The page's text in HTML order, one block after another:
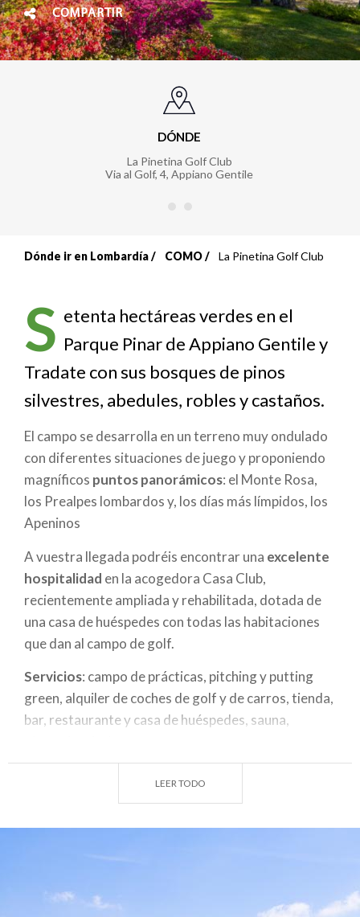
COMPARTIR
DÓNDE
La Pinetina Golf Club
Via al Golf, 4, Appiano Gentile
enlaces
de
ayuda
a
la
navegación
Dónde ir en Lombardía COMO La Pinetina Golf Club
S etenta hectáreas verdes en el
Parque Pinar de Appiano Gentile y
Tradate con sus bosques de pinos
silvestres, abedules, robles y castaños.
El campo se desarrolla en un terreno muy ondulado
con diferentes situaciones de juego y proponiendo
magníficos puntos panorámicos: el Monte Rosa,
los Prealpes lombardos y, los días más límpidos, los
Apeninos
A vuestra llegada podréis encontrar una excelente
hospitalidad en la acogedora Casa Club,
recientemente ampliada y rehabilitada, dotada de
una casa de huéspedes con todas las habitaciones
que dan al campo de golf.
Servicios: campo de prácticas, pitching y putting
green, alquiler de coches de golf y de carros, tienda,
bar, restaurante y casa de huéspedes, sauna,
Apertura de temporada
LEER TODO